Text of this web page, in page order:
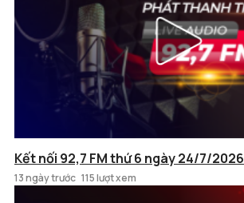
Kết nối 92,7 FM thứ 6 ngày 24/7/2026
13 ngày trước 115 lượt xem